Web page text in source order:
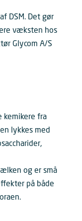
DSM. Det gør
væksten hos
Glycom A/S
kemikere fra
lykkes med
og er små
på både